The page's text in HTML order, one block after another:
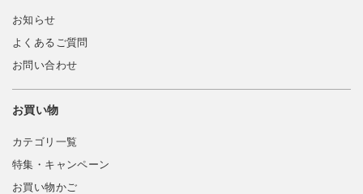
お知らせ
よくあるご質問
お問い合わせ
お買い物
カテゴリ一覧
特集・キャンペーン
お買い物かご